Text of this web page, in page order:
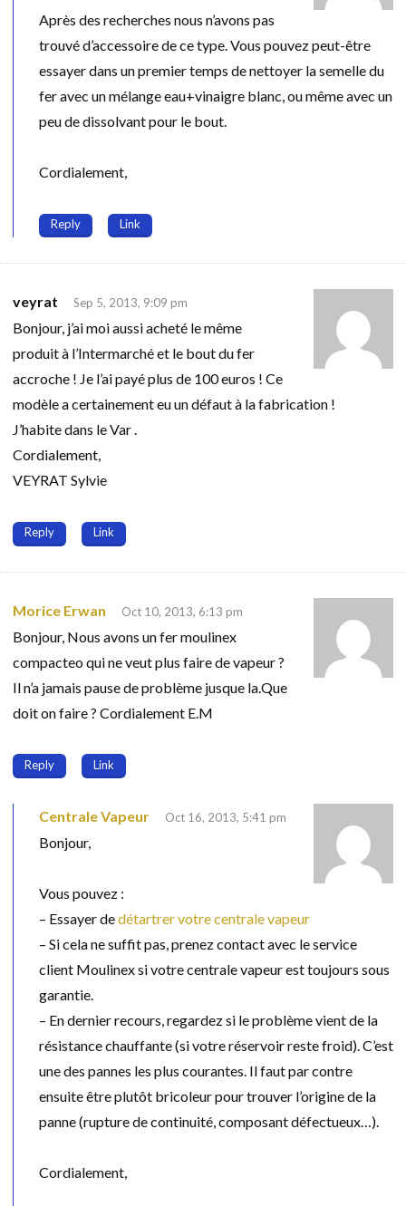
Après des recherches nous n’avons pas
trouvé d’accessoire de ce type. Vous pouvez peut-être
essayer dans un premier temps de nettoyer la semelle du
fer avec un mélange eau+vinaigre blanc, ou même avec un
peu de dissolvant pour le bout.
Cordialement,
Reply Link
veyrat Sep 5, 2013, 9:09 pm
Bonjour, j’ai moi aussi acheté le même
produit à l’Intermarché et le bout du fer
accroche ! Je l’ai payé plus de 100 euros ! Ce
modèle a certainement eu un défaut à la fabrication !
J’habite dans le Var .
Cordialement,
VEYRAT Sylvie
Reply Link
Morice Erwan Oct 10, 2013, 6:13 pm
Bonjour, Nous avons un fer moulinex
compacteo qui ne veut plus faire de vapeur ?
Il n’a jamais pause de problème jusque la.Que
doit on faire ? Cordialement E.M
Reply Link
Centrale Vapeur Oct 16, 2013, 5:41 pm
Bonjour,
Vous pouvez :
– Essayer dedétartrer votre centrale vapeur
– Si cela ne suffit pas, prenez contact avec le service
client Moulinex si votre centrale vapeur est toujours sous
garantie.
– En dernier recours, regardez si le problème vient de la
résistance chauffante (si votre réservoir reste froid). C’est
une des pannes les plus courantes. Il faut par contre
ensuite être plutôt bricoleur pour trouver l’origine de la
panne (rupture de continuité, composant défectueux…).
Cordialement,